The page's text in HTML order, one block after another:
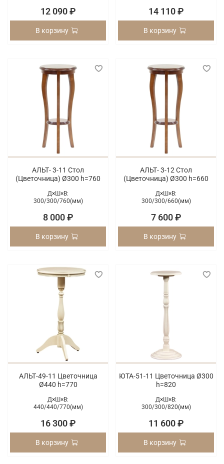
12 090 ₽
В корзину
14 110 ₽
В корзину
АЛЬТ- 3-11 Стол
(Цветочница) Ø300 h=760
Д×Ш×В:
300/300/760(мм)
8 000 ₽
В корзину
АЛЬТ- 3-12 Стол
(Цветочница) Ø300 h=660
Д×Ш×В:
300/300/660(мм)
7 600 ₽
В корзину
АЛЬТ-49-11 Цветочница
Ø440 h=770
Д×Ш×В:
440/440/770(мм)
16 300 ₽
В корзину
ЮТА-51-11 Цветочница Ø300
h=820
Д×Ш×В:
300/300/820(мм)
11 600 ₽
В корзину